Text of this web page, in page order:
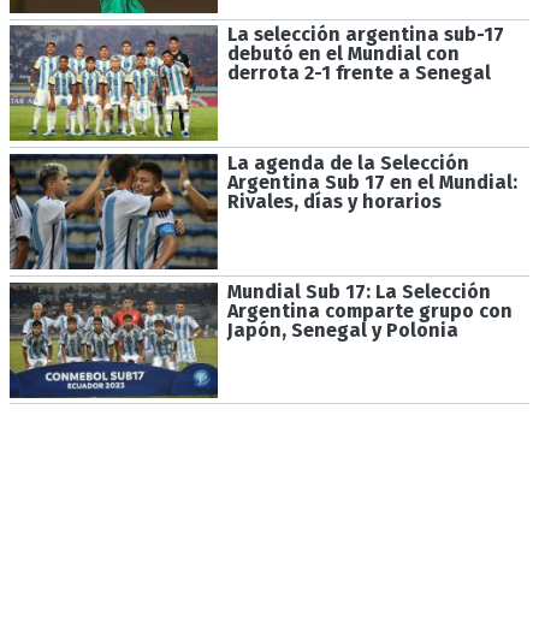
La selección argentina sub-17
debutó en el Mundial con
derrota 2-1 frente a Senegal
La agenda de la Selección
Argentina Sub 17 en el Mundial:
Rivales, días y horarios
Mundial Sub 17: La Selección
Argentina comparte grupo con
Japón, Senegal y Polonia